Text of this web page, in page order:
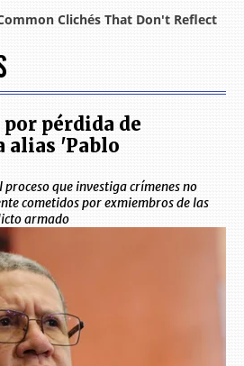
pérdida de
alias 'Pablo
proceso que investiga crímenes no
cometidos por exmiembros de las
armado